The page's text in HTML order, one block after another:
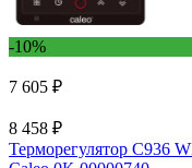
-10%
7 605 ₽
8 458 ₽
Терморегулятор